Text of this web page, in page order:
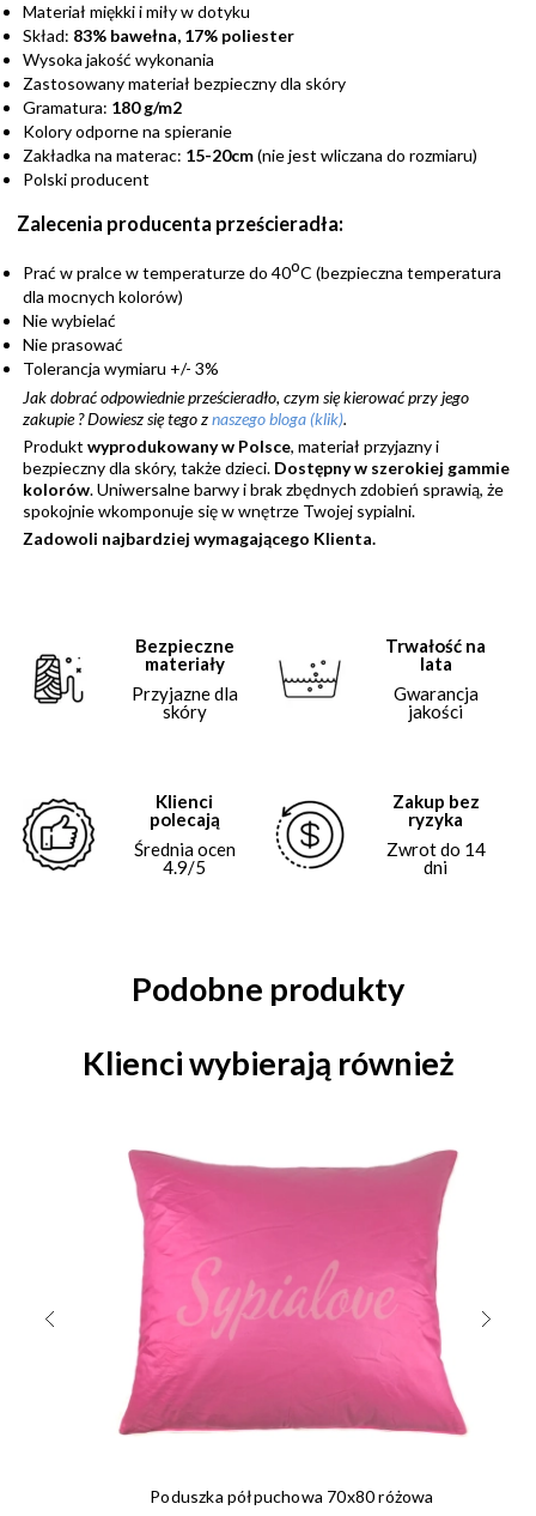
Materiał miękki i miły w dotyku
Skład: 83% bawełna, 17% poliester
Wysoka jakość wykonania
Zastosowany materiał bezpieczny dla skóry
Gramatura: 180 g/m2
Kolory odporne na spieranie
Zakładka na materac: 15-20cm(nie jest wliczana do rozmiaru)
Polski producent
Zalecenia producenta prześcieradła:
Prać w pralce w temperaturze do 40oC (bezpieczna temperatura
dla mocnych kolorów)
Nie wybielać
Nie prasować
Tolerancja wymiaru +/- 3%
Jak dobrać odpowiednie prześcieradło, czym się kierować przy jego
zakupie ?Dowiesz się tego znaszego bloga (klik).
Produkt wyprodukowany w Polsce, materiał przyjazny i
bezpieczny dla skóry, także dzieci. Dostępny w szerokiej gammie
kolorów. Uniwersalne barwy i brak zbędnych zdobień sprawią, że
spokojnie wkomponuje się w wnętrze Twojej sypialni.
Zadowoli najbardziej wymagającego Klienta.
Bezpieczne
materiały
Przyjazne dla
skóry
Trwałość na
lata
Gwarancja
jakości
Klienci
polecają
Średnia ocen
4.9/5
Zakup bez
ryzyka
Zwrot do 14
dni
Podobne produkty
Klienci wybierają również
Poduszka półpuchowa 70x80 różowa